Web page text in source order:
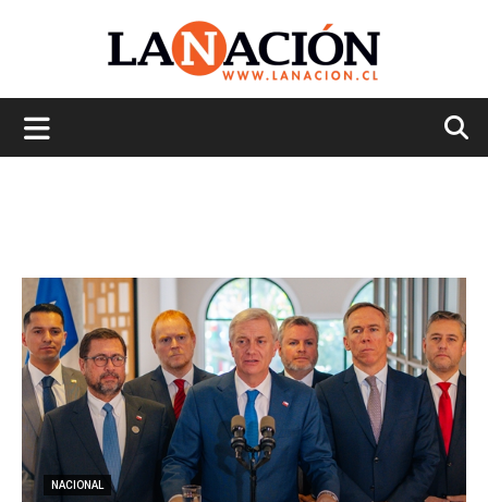
NACIONAL